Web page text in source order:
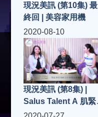
現況美訊 (第10集) 最
終回 | 美容家用機
2020-08-10
現況美訊 (第8集) |
Salus Talent A 肌緊
30